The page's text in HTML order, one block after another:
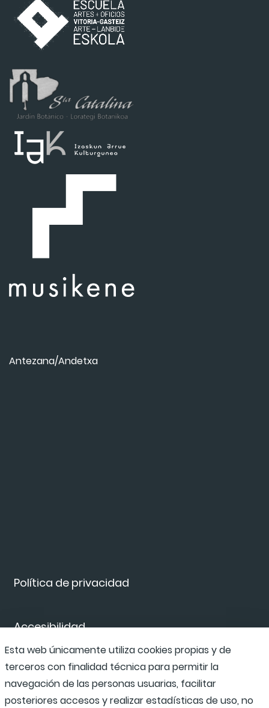
Política de privacidad
Accesibilidad
Canal de denuncias
Antezana/Andetxa
Esta web únicamente utiliza cookies propias y de
terceros con finalidad técnica para permitir la
navegación de las personas usuarias, facilitar
posteriores accesos y realizar estadísticas de uso, no